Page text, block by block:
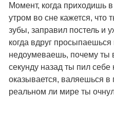
Момент, когда приходишь
утром во сне кажется, что
зубы, заправил постель и
когда вдруг
недоумеваешь, почему ты
секунду назад ты пил себе
оказывается, валяешься в
реальном ли мире ты